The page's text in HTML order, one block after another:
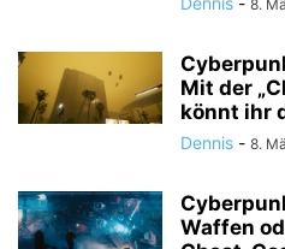
8.
Mit der
könnt ihr
Dennis - 8.
Waffen